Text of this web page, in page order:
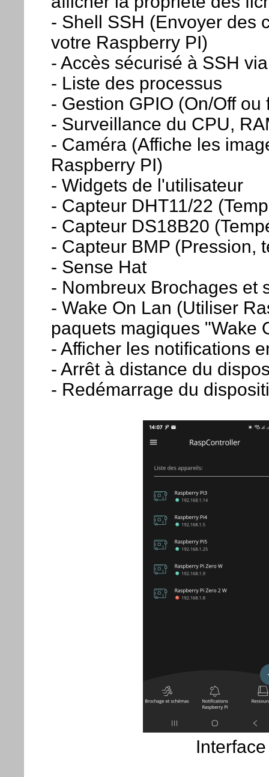
- Shell SSH (Envoyer des
votre Raspberry PI)
- Accès sécurisé à SSH
- Liste des processus
- Gestion GPIO (On/Off
- Surveillance du CPU,
- Caméra (Affiche les
Raspberry PI)
- Widgets de l'utilisateur
- Capteur DHT11/22
- Capteur DS18B20
- Capteur BMP (Pression,
- Sense Hat
- Nombreux Brochages et
- Wake On Lan (Utiliser
paquets magiques "Wake
- Afficher les notifications
- Arrêt à distance du
- Redémarrage du